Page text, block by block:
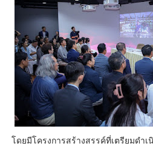
โดยมีโครงการสร้างสรรค์ที่เตรียมดำเ